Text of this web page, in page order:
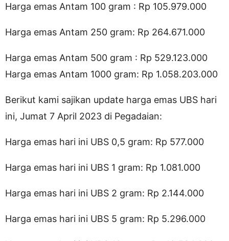
Harga emas Antam 100 gram : Rp 105.979.000
Harga emas Antam 250 gram: Rp 264.671.000
Harga emas Antam 500 gram : Rp 529.123.000
Harga emas Antam 1000 gram: Rp 1.058.203.000
Berikut kami sajikan update harga emas UBS hari
ini, Jumat 7 April 2023 di Pegadaian:
Harga emas hari ini UBS 0,5 gram: Rp 577.000
Harga emas hari ini UBS 1 gram: Rp 1.081.000
Harga emas hari ini UBS 2 gram: Rp 2.144.000
Harga emas hari ini UBS 5 gram: Rp 5.296.000